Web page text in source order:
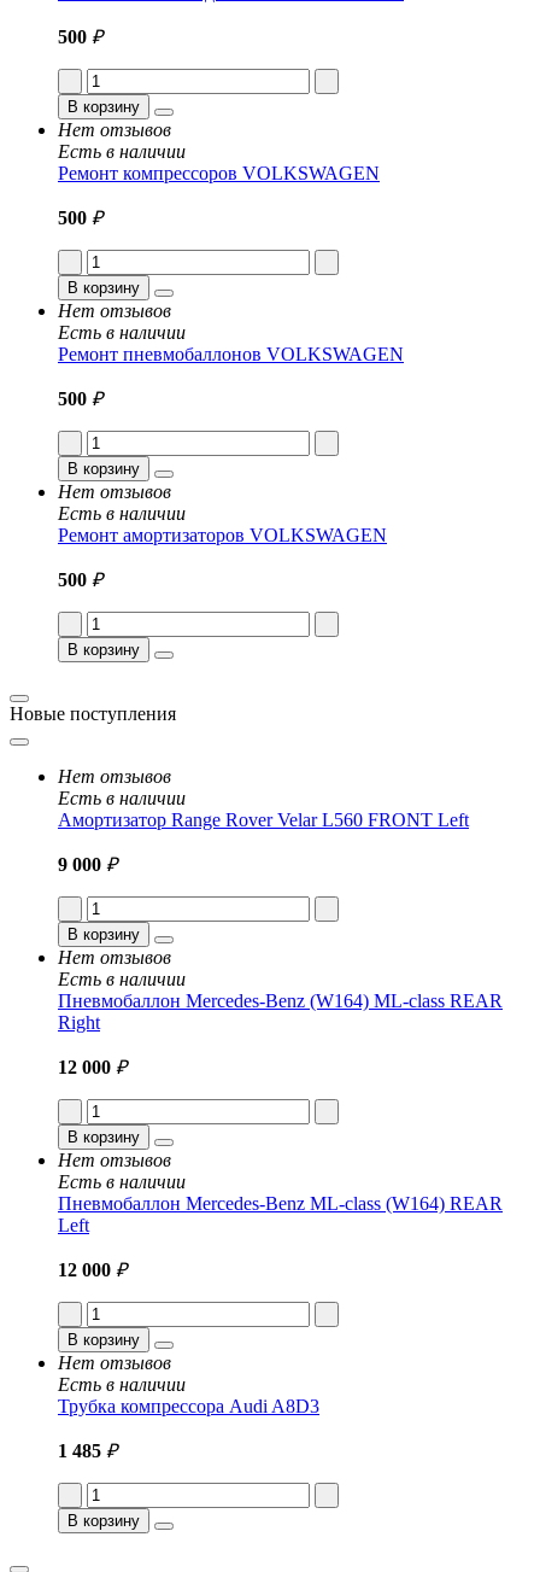
500 ₽
В корзину
Нет отзывов
Есть в наличии
Ремонт компрессоров VOLKSWAGEN
500 ₽
В корзину
Нет отзывов
Есть в наличии
Ремонт пневмобаллонов VOLKSWAGEN
500 ₽
В корзину
Нет отзывов
Есть в наличии
Ремонт амортизаторов VOLKSWAGEN
500 ₽
В корзину
Новые поступления
Нет отзывов
Есть в наличии
Амортизатор Range Rover Velar L560 FRONT Left
9 000 ₽
В корзину
Нет отзывов
Есть в наличии
Пневмобаллон Mercedes-Benz (W164) ML-class REAR
Right
12 000 ₽
В корзину
Нет отзывов
Есть в наличии
Пневмобаллон Mercedes-Benz ML-class (W164) REAR
Left
12 000 ₽
В корзину
Нет отзывов
Есть в наличии
Трубка компрессора Audi A8D3
1 485 ₽
В корзину